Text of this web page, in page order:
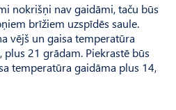
nokrišņi nav gaidāmi, taču būs
brīžiem uzspīdēs saule.
vējš un gaisa temperatūra
21 grādam. Piekrastē būs
temperatūra gaidāma plus 14,